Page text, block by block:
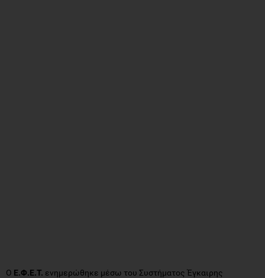
Ο Ε.Φ.Ε.Τ. ενημερώθηκε μέσω του Συστήματος Έγκαιρης